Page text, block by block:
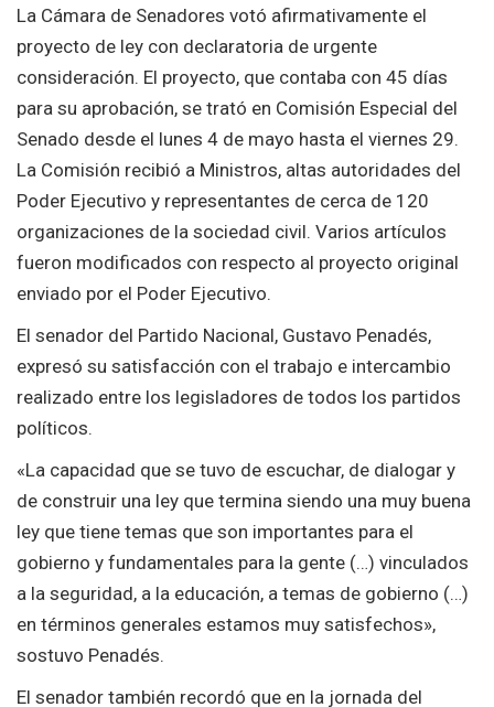
La Cámara de Senadores votó afirmativamente el
proyecto de ley con declaratoria de urgente
consideración. El proyecto, que contaba con 45 días
para su aprobación, se trató en Comisión Especial del
Senado desde el lunes 4 de mayo hasta el viernes 29.
La Comisión recibió a Ministros, altas autoridades del
Poder Ejecutivo y representantes de cerca de 120
organizaciones de la sociedad civil. Varios artículos
fueron modificados con respecto al proyecto original
enviado por el Poder Ejecutivo.
El senador del Partido Nacional, Gustavo Penadés,
expresó su satisfacción con el trabajo e intercambio
realizado entre los legisladores de todos los partidos
políticos.
«La capacidad que se tuvo de escuchar, de dialogar y
de construir una ley que termina siendo una muy buena
ley que tiene temas que son importantes para el
gobierno y fundamentales para la gente (…) vinculados
a la seguridad, a la educación, a temas de gobierno (…)
en términos generales estamos muy satisfechos»,
sostuvo Penadés.
El senador también recordó que en la jornada del